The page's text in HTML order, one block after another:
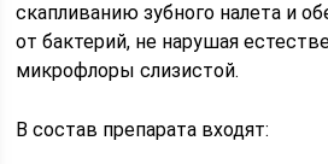
скапливанию зубного налета и
от бактерий, не нарушая
микрофлоры слизистой.
В состав препарата входят: